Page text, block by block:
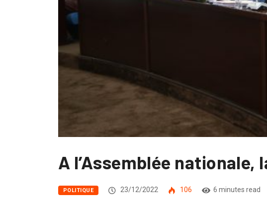
A l’Assemblée
POLITIQUE 23/12/2022 106 6 minutes read